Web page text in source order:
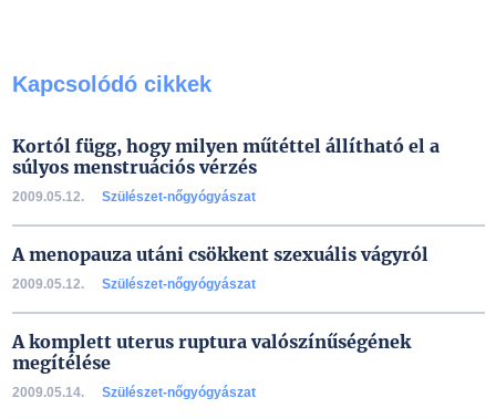
Kapcsolódó cikkek
Kortól függ, hogy milyen műtéttel állítható el a
súlyos menstruációs vérzés
2009.05.12. Szülészet-nőgyógyászat
A menopauza utáni csökkent szexuális vágyról
2009.05.12. Szülészet-nőgyógyászat
A komplett uterus ruptura valószínűségének
megítélése
2009.05.14. Szülészet-nőgyógyászat